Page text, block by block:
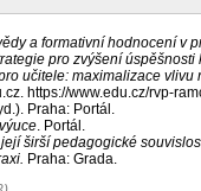
a formativní hodnocení v
pro zvýšení úspěšnosti
učitele: maximalizace vlivu
https://www.edu.cz/rvp-
Praha: Portál.
. Portál.
širší pedagogické
Praha: Grada.